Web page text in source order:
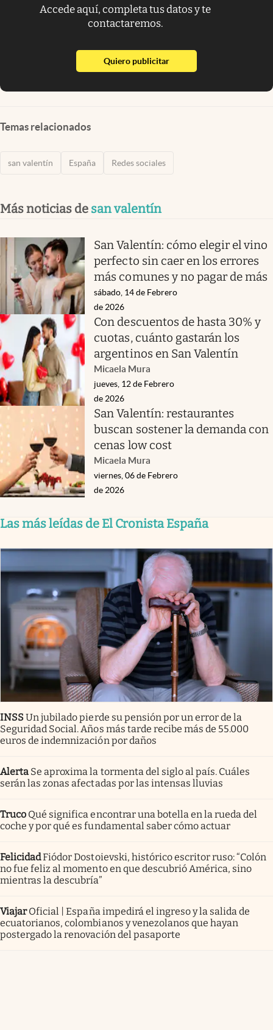
Accede aquí, completa tus datos y te
contactaremos.
Quiero publicitarabre en nueva pestaña
Temas relacionados
san valentín España Redes sociales
Más noticias de san valentín
San Valentín: cómo elegir el vino
perfecto sin caer en los errores
más comunes y no pagar de más
sábado, 14 de Febrero
de 2026
Con descuentos de hasta 30% y
cuotas, cuánto gastarán los
argentinos en San Valentín
Micaela Mura
jueves, 12 de Febrero
de 2026
San Valentín: restaurantes
buscan sostener la demanda con
cenas low cost
Micaela Mura
viernes, 06 de Febrero
de 2026
Las más leídas de El Cronista España
INSSUn jubilado pierde su pensión por un error de la
Seguridad Social. Años más tarde recibe más de 55.000
euros de indemnización por daños
Alerta Se aproxima la tormenta del siglo al país. Cuáles
serán las zonas afectadas por las intensas lluvias
Truco Qué significa encontrar una botella en la rueda del
coche y por qué es fundamental saber cómo actuar
FelicidadFiódor Dostoievski, histórico escritor ruso: “Colón
no fue feliz al momento en que descubrió América, sino
mientras la descubría”
Viajar Oficial | España impedirá el ingreso y la salida de
ecuatorianos, colombianos y venezolanos que hayan
postergado la renovación del pasaporte